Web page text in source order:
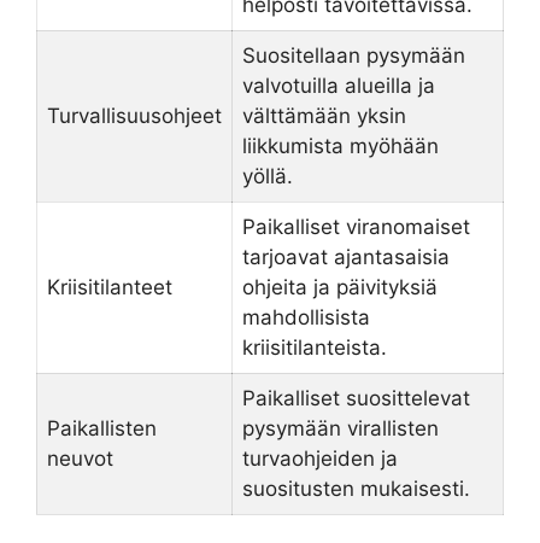
helposti tavoitettavissa.
Turvallisuusohjeet
Suositellaan pysymään
valvotuilla alueilla ja
välttämään yksin
liikkumista myöhään
yöllä.
Kriisitilanteet
Paikalliset viranomaiset
tarjoavat ajantasaisia
ohjeita ja päivityksiä
mahdollisista
kriisitilanteista.
Paikallisten
neuvot
Paikalliset suosittelevat
pysymään virallisten
turvaohjeiden ja
suositusten mukaisesti.